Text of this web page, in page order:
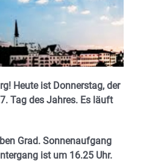
Heute ist Donnerstag, der
Tag des Jahres. Es läuft
Grad. Sonnenaufgang
ist um 16.25 Uhr.